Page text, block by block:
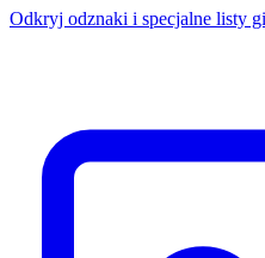
Odkryj odznaki i specjalne listy